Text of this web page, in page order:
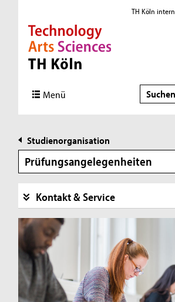
Direkt zur Hauptnavigation
Direkt zur Subnavigation
Direkt zum Inhalt
Direkt zum Fußbereich
TH Köln intern
Menü Suche
Studienorganisation
Prüfungsangelegenheiten
Kontakt & Service